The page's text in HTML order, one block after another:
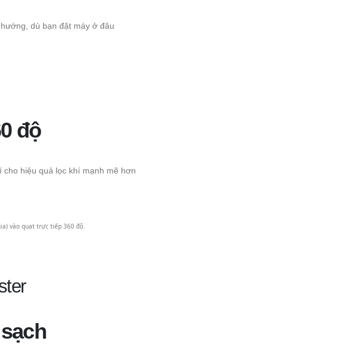
dù bạn đặt máy ở đâu
độ
hiệu quả lọc khí mạnh mẽ hơn
vào quạt trực tiếp 360 độ.